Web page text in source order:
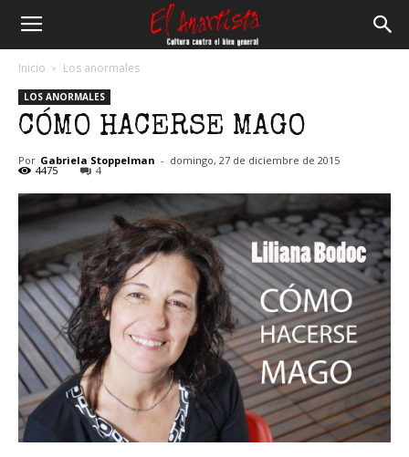
Anartista
Inicio Los anormales
LOS ANORMALES
CÓMO HACERSE MAGO
Por Gabriela Stoppelman - domingo, 27 de diciembre de 2015
4475 4